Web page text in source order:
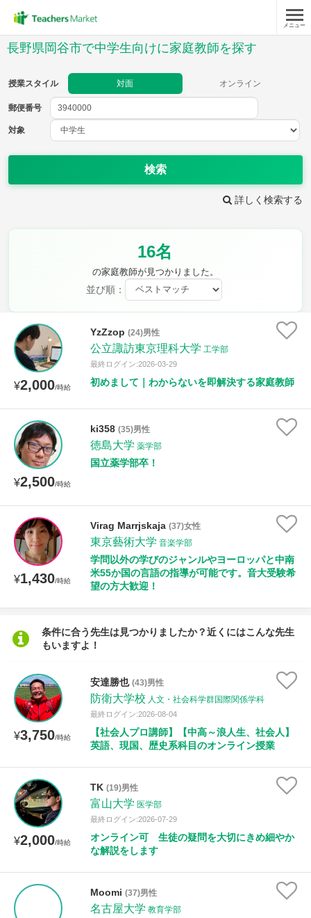
メニュー
長野県岡谷市で中学生向けに家庭教師を探す
授業スタイル 対面 オンライン
郵便番号
対象
検索
詳しく検索する
16名
の家庭教師が見つかりました。
並び順：
¥2,000/時給
YzZzop (24)男性
公立諏訪東京理科大学 工学部
最終ログイン:2026-03-29
初めまして｜わからないを即解決する家庭教師
¥2,500/時給
ki358 (35)男性
徳島大学 薬学部
国立薬学部卒！
¥1,430/時給
Virag Marrjskaja (37)女性
東京藝術大学 音楽学部
学問以外の学びのジャンルやヨーロッパと中南
米55か国の言語の指導が可能です。音大受験希
望の方大歓迎！
条件に合う先生は見つかりましたか？近くにはこんな先生
もいますよ！
¥3,750/時給
安達勝也 (43)男性
防衛大学校 人文・社会科学群国際関係学科
最終ログイン:2026-08-04
【社会人プロ講師】【中高～浪人生、社会人】
英語、現国、歴史系科目のオンライン授業
¥2,000/時給
TK (19)男性
富山大学 医学部
最終ログイン:2026-07-29
オンライン可 生徒の疑問を大切にきめ細やか
な解説をします
Moomi (37)男性
名古屋大学 教育学部
郵便番号
教科
現代文 古典
公民 芸術 音楽 保健体育
時給：¥1,000 ～ ¥10,000
授業可能日
月曜日 火曜日 水曜日
土曜日
距離：15km以内
年齢：18-101歳
性別